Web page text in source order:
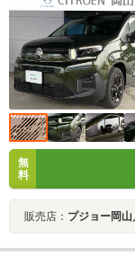
無
料
販売店： プジョー岡